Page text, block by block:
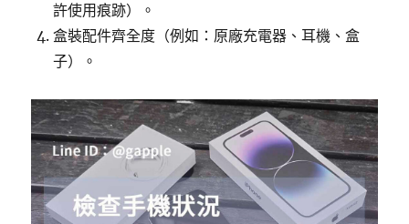
許使用痕跡）。
盒裝配件齊全度（例如：原廠充電器、耳機、盒
子）。